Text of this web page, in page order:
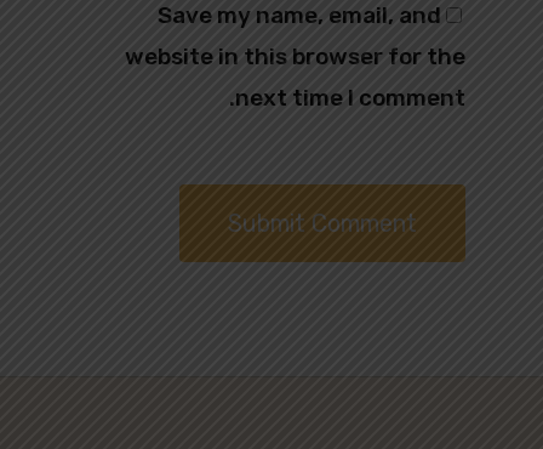
Save my name, email, and
website in this browser for the
next time I comment.